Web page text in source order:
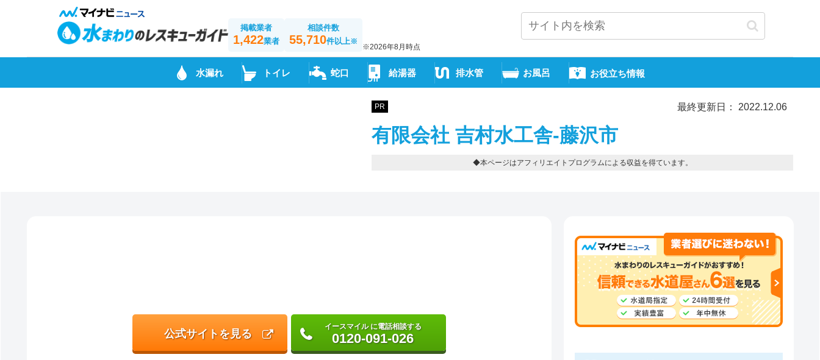
掲載業者
1,422業者
相談件数
55,710件以上※
※2026年8月時点
水漏れ トイレ 蛇口 給湯器 排水管 お風呂 お役立ち情報
PR 最終更新日： 2022.12.06
有限会社 吉村水工舎-藤沢市
◆本ページはアフィリエイトプログラムによる収益を得ています。
公式サイトを見る
イースマイル に電話相談する
0120-091-026